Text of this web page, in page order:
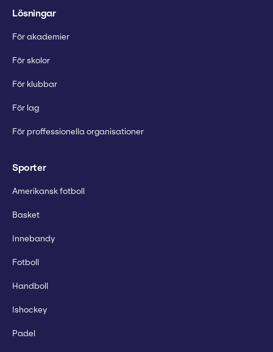
Lösningar
För akademier
För skolor
För klubbar
För lag
För proffessionella organisationer
Sporter
Amerikansk fotboll
Basket
Innebandy
Fotboll
Handboll
Ishockey
Padel